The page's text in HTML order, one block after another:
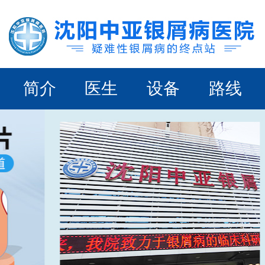
简介 医生 设备 路线